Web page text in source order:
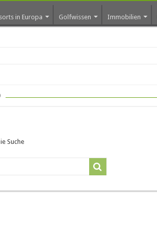
in Europa Golfwissen Immobilien
Suche